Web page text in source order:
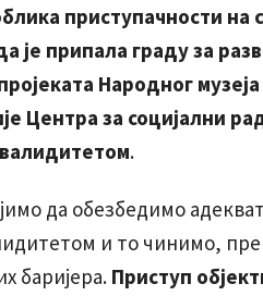
приступачности на
је припала граду за
Народног музеја
Центра за социјални
.
да обезбедимо
и то чинимо,
баријера. Приступ